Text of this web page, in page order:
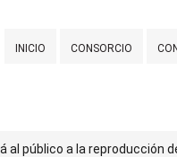
INICIO CONSORCIO
al público a la reproducción